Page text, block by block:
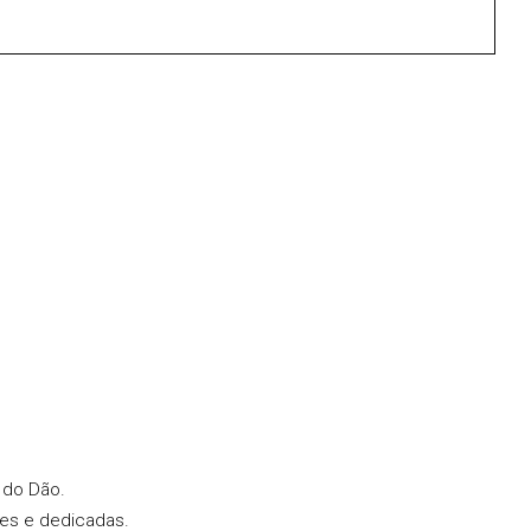
Dão.
e dedicadas.